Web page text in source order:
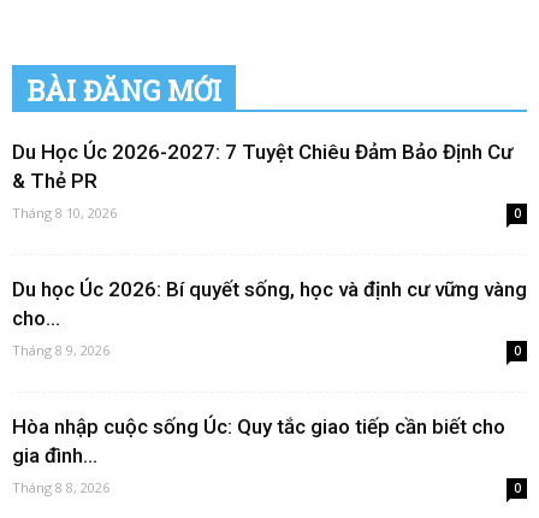
BÀI ĐĂNG MỚI
Du Học Úc 2026-2027: 7 Tuyệt Chiêu Đảm Bảo Định Cư
& Thẻ PR
Tháng 8 10, 2026 0
Du học Úc 2026: Bí quyết sống, học và định cư vững vàng
cho...
Tháng 8 9, 2026 0
Hòa nhập cuộc sống Úc: Quy tắc giao tiếp cần biết cho
gia đình...
Tháng 8 8, 2026 0